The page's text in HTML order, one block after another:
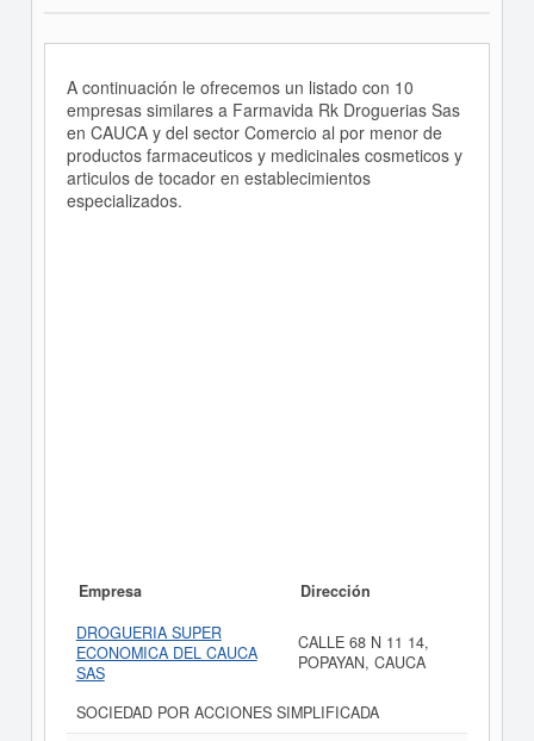
A continuación le ofrecemos un listado con 10
empresas similares a Farmavida Rk Droguerias Sas
en CAUCA y del sector Comercio al por menor de
productos farmaceuticos y medicinales cosmeticos y
articulos de tocador en establecimientos
especializados.
Empresa
Dirección
DROGUERIA SUPER
ECONOMICA DEL CAUCA
SAS
CALLE 68 N 11 14,
POPAYAN, CAUCA
SOCIEDAD POR ACCIONES SIMPLIFICADA